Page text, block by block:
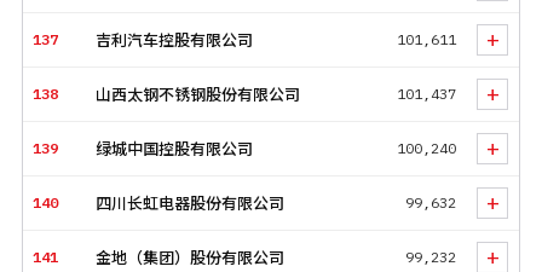
137 吉利汽车控股有限公司 101,611 +
138 山西太钢不锈钢股份有限公司 101,437 +
139 绿城中国控股有限公司 100,240 +
140 四川长虹电器股份有限公司 99,632 +
141 金地（集团）股份有限公司 99,232 +